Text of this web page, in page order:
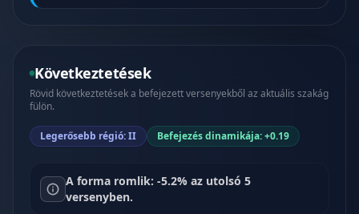
Következtetések
Rövid következtetések a befejezett versenyekből az aktuális szakág
fülön.
Legerősebb régió: II Befejezés dinamikája: +0.19
A forma romlik: -5.2% az utolsó 5
versenyben.